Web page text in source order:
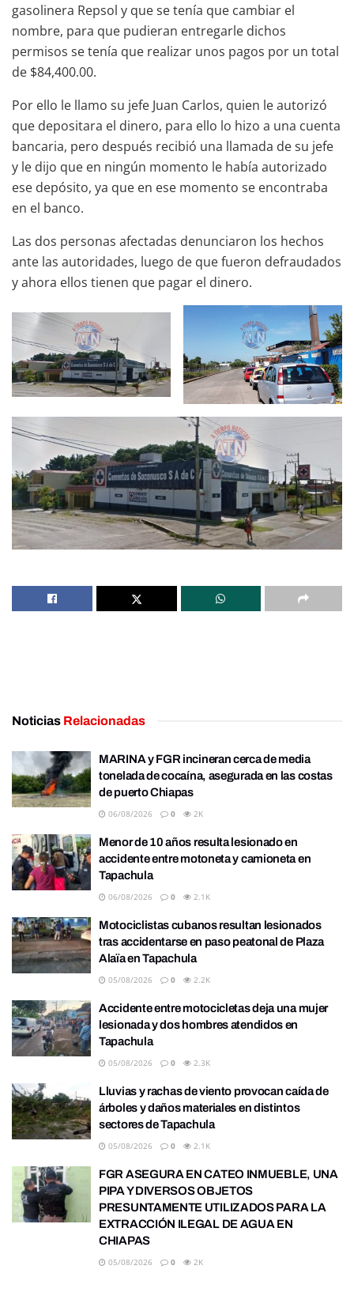
gasolinera Repsol y que se tenía que cambiar el
nombre, para que pudieran entregarle dichos
permisos se tenía que realizar unos pagos por un total
de $84,400.00.
Por ello le llamo su jefe Juan Carlos, quien le autorizó
que depositara el dinero, para ello lo hizo a una cuenta
bancaria, pero después recibió una llamada de su jefe
y le dijo que en ningún momento le había autorizado
ese depósito, ya que en ese momento se encontraba
en el banco.
Las dos personas afectadas denunciaron los hechos
ante las autoridades, luego de que fueron defraudados
y ahora ellos tienen que pagar el dinero.
Noticias Relacionadas
MARINA y FGR incineran cerca de media
tonelada de cocaína, asegurada en las costas
de puerto Chiapas
06/08/2026 0 2K
Menor de 10 años resulta lesionado en
accidente entre motoneta y camioneta en
Tapachula
06/08/2026 0 2.1K
Motociclistas cubanos resultan lesionados
tras accidentarse en paso peatonal de Plaza
Alaïa en Tapachula
05/08/2026 0 2.2K
Accidente entre motocicletas deja una mujer
lesionada y dos hombres atendidos en
Tapachula
05/08/2026 0 2.3K
Lluvias y rachas de viento provocan caída de
árboles y daños materiales en distintos
sectores de Tapachula
05/08/2026 0 2.1K
FGR ASEGURA EN CATEO INMUEBLE, UNA
PIPA Y DIVERSOS OBJETOS
PRESUNTAMENTE UTILIZADOS PARA LA
EXTRACCIÓN ILEGAL DE AGUA EN
CHIAPAS
05/08/2026 0 2K